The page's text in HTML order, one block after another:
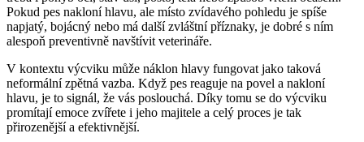
Pokud pes nakloní hlavu, ale místo zvídavého pohledu je spíše
napjatý, bojácný nebo má další zvláštní příznaky, je dobré s ním
alespoň preventivně navštívit veterináře.
V kontextu výcviku může náklon hlavy fungovat jako taková
neformální zpětná vazba. Když pes reaguje na povel a nakloní
hlavu, je to signál, že vás poslouchá. Díky tomu se do výcviku
promítají emoce zvířete i jeho majitele a celý proces je tak
přirozenější a efektivnější.